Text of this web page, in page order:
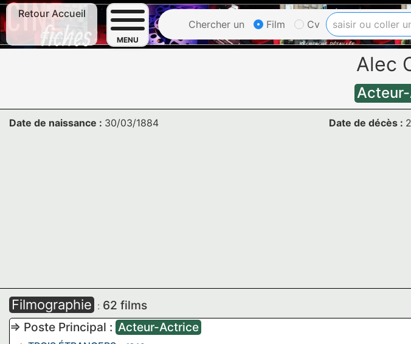
Retour Accueil
MENU
Chercher un Film Cv
Alec
Date de naissance : 30/03/1884 Date de décès :
Filmographie : 62 films
=> Poste Principal : Acteur-Actrice